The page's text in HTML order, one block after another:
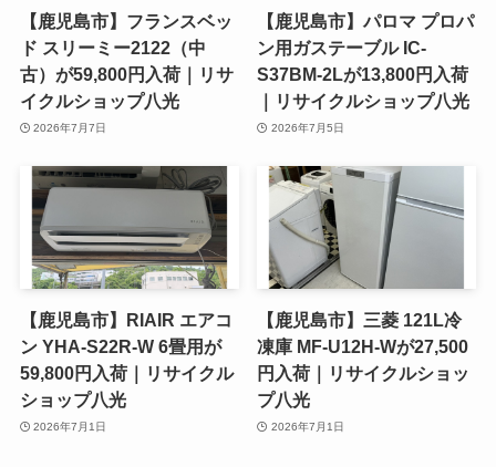
【鹿児島市】フランスベッ
ド スリーミー2122（中
古）が59,800円入荷｜リサ
イクルショップ八光
2026年7月7日
【鹿児島市】パロマ プロパ
ン用ガステーブル IC-
S37BM-2Lが13,800円入荷
｜リサイクルショップ八光
2026年7月5日
【鹿児島市】RIAIR エアコ
ン YHA-S22R-W 6畳用が
59,800円入荷｜リサイクル
ショップ八光
2026年7月1日
【鹿児島市】三菱 121L冷
凍庫 MF-U12H-Wが27,500
円入荷｜リサイクルショッ
プ八光
2026年7月1日